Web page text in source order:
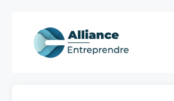
content